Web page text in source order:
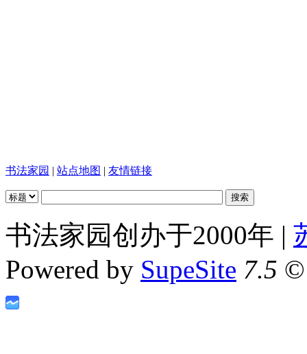
书法家园 | 站点地图 | 友情链接
书法家园创办于2000年 |
Powered by SupeSite 7.5 ©